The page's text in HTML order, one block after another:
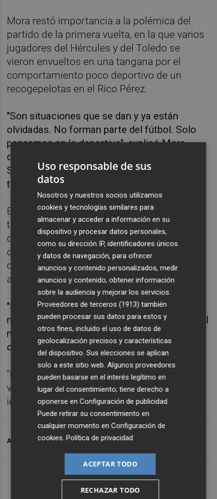
Mora restó importancia a la polémica del
partido de la primera vuelta, en la que varios
jugadores del Hércules y del Toledo se
vieron envueltos en una tangana por el
comportamiento poco deportivo de un
recogepelotas en el Rico Pérez.
"Son situaciones que se dan y ya están
olvidadas. No forman parte del fútbol. Solo
pensamos en lo deportivo", explicó Mora,
quien confirmó que irá "regulando" a Pedro
Sánchez tras haber reaparecido el domingo
tras dos meses lesionado.
El entrenador del Hércules aseguró que no
tiene en la cabeza la gestión de las tarjetas
de los jugadores apercibidos y afirmó que
dentro del vestuario hay "muchísima
confianza" en que se lograra el objetivo del
ascenso.
"Estamos a 23 días de poder conseguir algo
muy bonito y necesitamos el apoyo de todo el
mundo", comentó el preparador, quien dijo
creer "al 200%" en sus jugadores.
"El equipo tiene sus fallos, pero también
virtudes y creemos que en el momento
idóneo será capaz y solvente", concluyó.
ARCHIVADO EN MORA HÉRCULES CF
Uso responsable de sus
datos
Nosotros y nuestros socios utilizamos
cookies y tecnologías similares para
almacenar y acceder a información en su
dispositivo y procesar datos personales,
como su dirección IP, identificadores únicos
y datos de navegación, para ofrecer
anuncios y contenido personalizados, medir
anuncios y contenido, obtener información
sobre la audiencia y mejorar los servicios.
Proveedores de terceros (1913) también
pueden procesar sus datos para estos y
otros fines, incluido el uso de datos de
geolocalización precisos y características
del dispositivo. Sus elecciones se aplican
solo a este sitio web. Algunos proveedores
pueden basarse en el interés legítimo en
lugar del consentimiento; tiene derecho a
oponerse enConfiguración de publicidad.
Puede retirar su consentimiento en
cualquier momento enConfiguración de
cookies.Política de privacidad
ACEPTAR TODO
RECHAZAR TODO